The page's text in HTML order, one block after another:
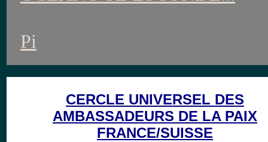
Pi
CERCLE UNIVERSEL DES
AMBASSADEURS DE LA PAIX
FRANCE/SUISSE